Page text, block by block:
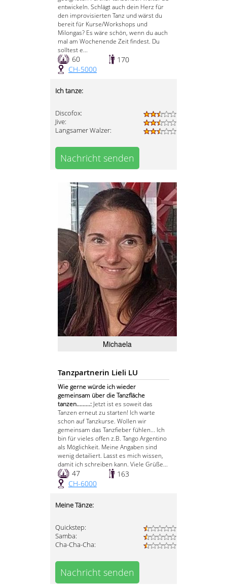
entwickeln. Schlägt auch dein Herz für
den improvisierten Tanz und wärst du
bereit für Kurse/Workshops und
Milongas? Es wäre schön, wenn du auch
mal am Wochenende Zeit findest. Du
solltest e...
60
170
CH-5000
Ich tanze:
Discofox:
Jive:
Langsamer Walzer:
Nachricht senden
Michaela
Tanzpartnerin Lieli LU
Wie gerne würde ich wieder
gemeinsam über die Tanzfläche
tanzen.........: Jetzt ist es soweit das
Tanzen erneut zu starten! Ich warte
schon auf Tanzkurse. Wollen wir
gemeinsam das Tanzfieber fühlen... Ich
bin für vieles offen z.B. Tango Argentino
als Möglichkeit. Meine Angaben sind
wenig detailiert. Lasst es mich wissen,
damit ich schreiben kann. Viele Grüße...
47
163
CH-6000
Meine Tänze:
Quickstep:
Samba:
Cha-Cha-Cha:
Nachricht senden